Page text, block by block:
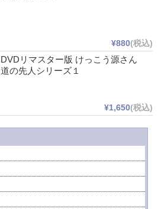
¥880(税込)
DVDリマスター版 けっこう源さん
道の先人シリーズ１
¥1,650(税込)